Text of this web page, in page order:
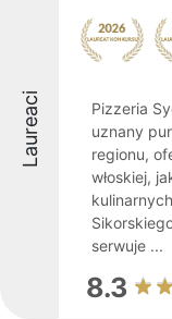
Laureaci
Pizzeria
uznany
regionu,
włoskiej,
serwuje ...
8.3